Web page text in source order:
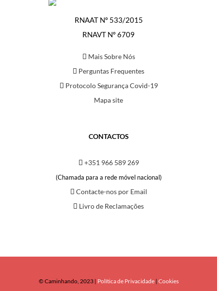
RNAAT Nº 533/2015
RNAVT Nº 6709
Mais Sobre Nós
Perguntas Frequentes
Protocolo Segurança Covid-19
Mapa site
CONTACTOS
+351 966 589 269
(Chamada para a rede móvel nacional)
Contacte-nos por Email
Livro de Reclamações
© Caminhando, 2023 | Política de Privacidade| Cookies